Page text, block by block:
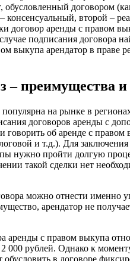
обусловленный договором
консенсуальный, второй –
договор аренды с правом
подписания договора
выкупа арендатор в праве
– преимущества и
на рынке в
договоров аренды с
говорить об аренде с
и т.д.). Для
нужно пройти долгую
такой сделки нет
можно отнести
арендатор не
аренды с правом выкупа
2 000 рублей. Однако к
в договоре